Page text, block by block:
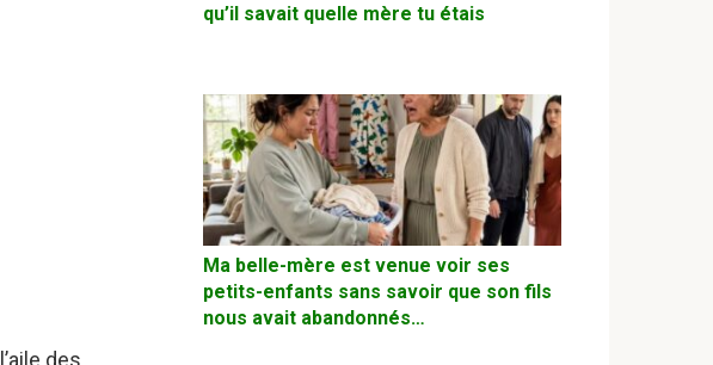
des
qu’il savait quelle mère tu étais
Ma belle-mère est venue voir ses
petits-enfants sans savoir que son fils
nous avait abandonnés…